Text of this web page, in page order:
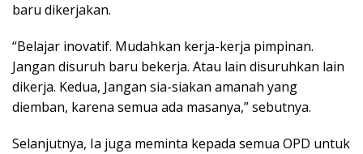
baru dikerjakan.
“Belajar inovatif. Mudahkan kerja-kerja pimpinan.
Jangan disuruh baru bekerja. Atau lain disuruhkan lain
dikerja. Kedua, Jangan sia-siakan amanah yang
diemban, karena semua ada masanya,” sebutnya.
Selanjutnya, Ia juga meminta kepada semua OPD untuk